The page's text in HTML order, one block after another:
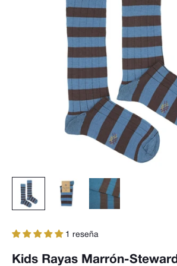
1 reseña
Kids Rayas Marrón-Steward